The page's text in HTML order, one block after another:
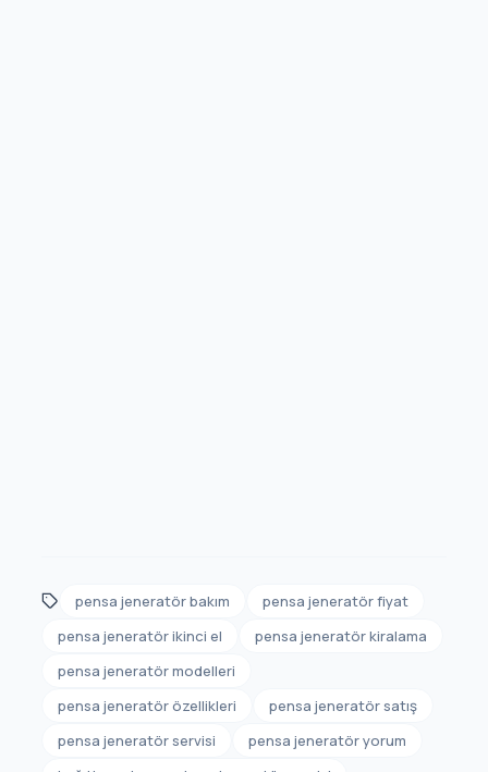
pensa jeneratör bakım
pensa jeneratör fiyat
pensa jeneratör ikinci el
pensa jeneratör kiralama
pensa jeneratör modelleri
pensa jeneratör özellikleri
pensa jeneratör satış
pensa jeneratör servisi
pensa jeneratör yorum